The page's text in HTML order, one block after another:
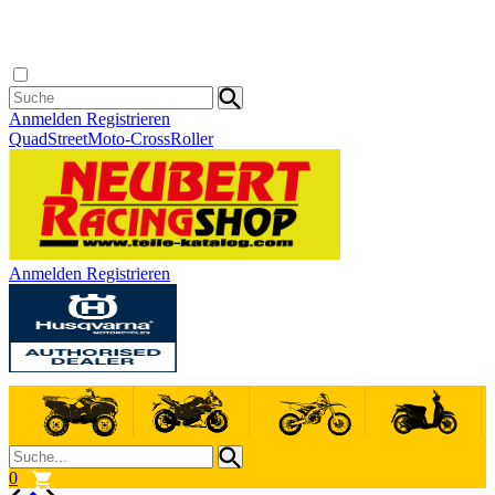
Anmelden Registrieren
QuadStreetMoto-CrossRoller
Anmelden Registrieren
0